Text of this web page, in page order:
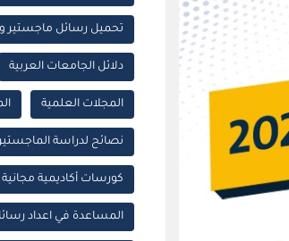
تحميل رسائل ماجستير
دلائل الجامعات العربية
المجلات العلمية
نصائح لدراسة الماجستير
كورسات أكاديمية مجانية
المساعدة في اعداد